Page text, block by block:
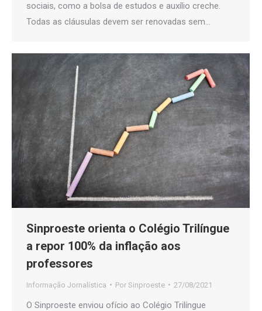
sociais, como a bolsa de estudos e auxílio creche.
Todas as cláusulas devem ser renovadas sem…
Sinproeste orienta o Colégio Trilíngue
a repor 100% da inflação aos
professores
Informação Jornalística Por Sinproeste 27/08/2021
O Sinproeste enviou ofício ao Colégio Trilíngue